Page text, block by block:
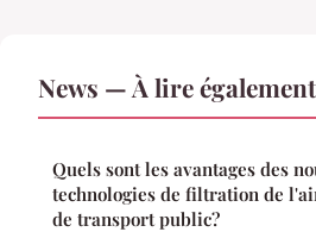
News — À lire également
Quels sont les avantages des
technologies de filtration de
de transport public?